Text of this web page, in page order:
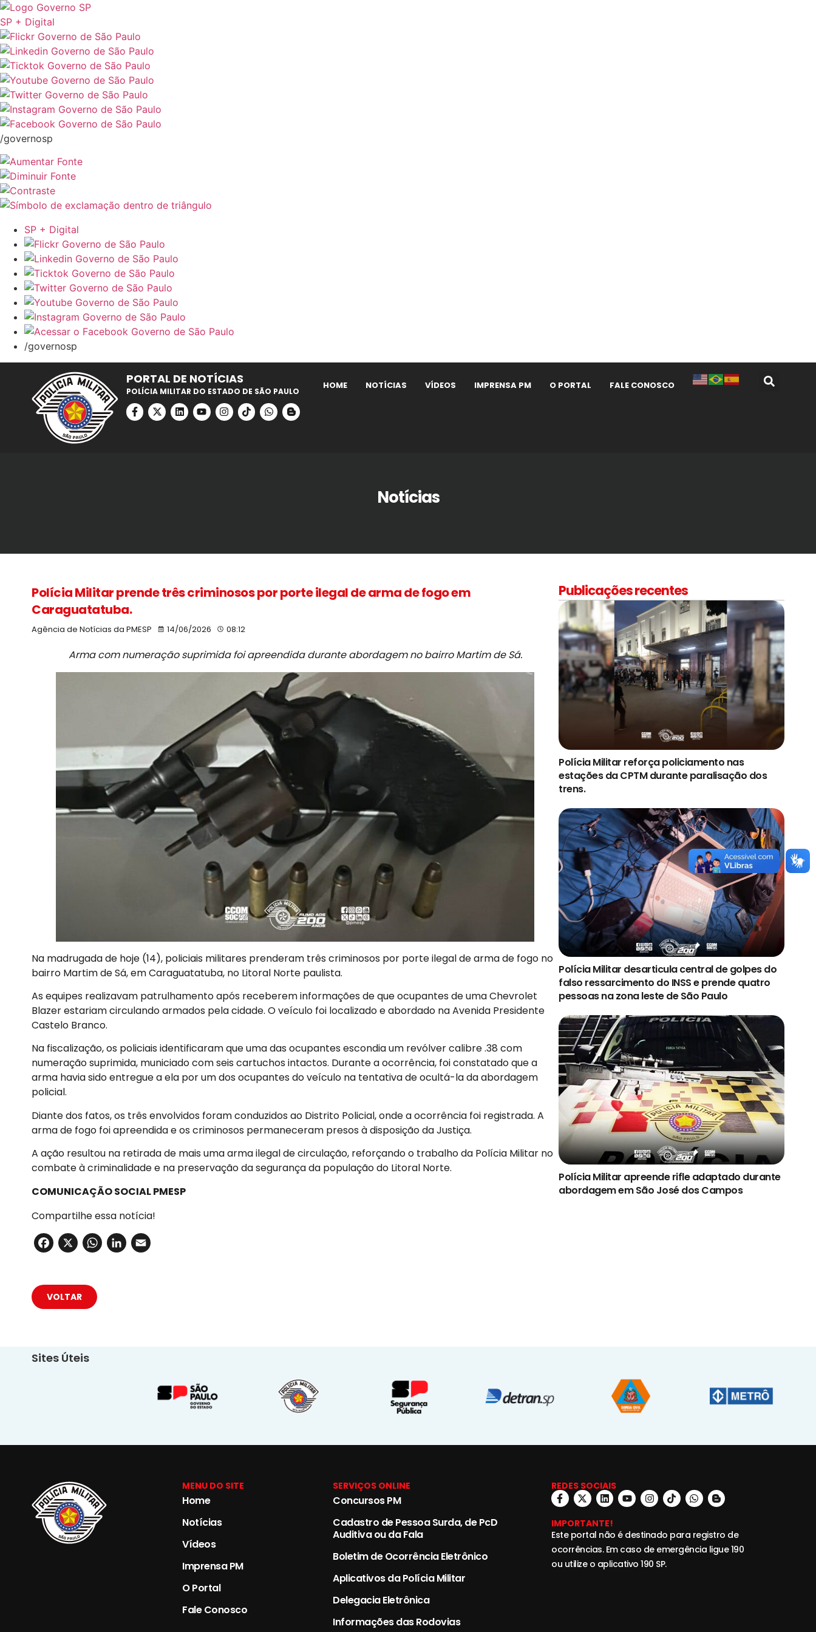
SP + Digital
/governosp
SP + Digital
/governosp
PORTAL DE NOTÍCIAS
POLÍCIA MILITAR DO ESTADO DE SÃO PAULO
HOME NOTÍCIAS VÍDEOS IMPRENSA PM O PORTAL FALE CONOSCO
Notícias
Polícia Militar prende três criminosos por porte ilegal de arma de fogo em
Caraguatatuba.
Agência de Notícias da PMESP 14/06/2026 08:12
Arma com numeração suprimida foi apreendida durante abordagem no bairro Martim de Sá.
Na madrugada de hoje (14), policiais militares prenderam três criminosos por porte ilegal de arma de fogo no
bairro Martim de Sá, em Caraguatatuba, no Litoral Norte paulista.
As equipes realizavam patrulhamento após receberem informações de que ocupantes de uma Chevrolet
Blazer estariam circulando armados pela cidade. O veículo foi localizado e abordado na Avenida Presidente
Castelo Branco.
Na fiscalização, os policiais identificaram que uma das ocupantes escondia um revólver calibre .38 com
numeração suprimida, municiado com seis cartuchos intactos. Durante a ocorrência, foi constatado que a
arma havia sido entregue a ela por um dos ocupantes do veículo na tentativa de ocultá-la da abordagem
policial.
Diante dos fatos, os três envolvidos foram conduzidos ao Distrito Policial, onde a ocorrência foi registrada. A
arma de fogo foi apreendida e os criminosos permaneceram presos à disposição da Justiça.
A ação resultou na retirada de mais uma arma ilegal de circulação, reforçando o trabalho da Polícia Militar no
combate à criminalidade e na preservação da segurança da população do Litoral Norte.
COMUNICAÇÃO SOCIAL PMESP
Compartilhe essa notícia!
Facebook
X WhatsApp
LinkedIn
Publicações recentes
Polícia Militar reforça policiamento nas
estações da CPTM durante paralisação dos
trens.
Polícia Militar desarticula central de golpes do
falso ressarcimento do INSS e prende quatro
pessoas na zona leste de São Paulo
Polícia Militar apreende rifle adaptado durante
abordagem em São José dos Campos
VOLTAR
Sites Úteis
MENU DO SITE
Home
Notícias
Vídeos
Imprensa PM
O Portal
Fale Conosco
SERVIÇOS ONLINE
Concursos PM
Cadastro de Pessoa Surda, de PcD
Auditiva ou da Fala
Boletim de Ocorrência Eletrônico
Aplicativos da Polícia Militar
Delegacia Eletrônica
Informações das Rodovias
REDES SOCIAIS
IMPORTANTE!
Este portal não é destinado para registro de
ocorrências. Em caso de emergência ligue 190
ou utilize o aplicativo 190 SP.